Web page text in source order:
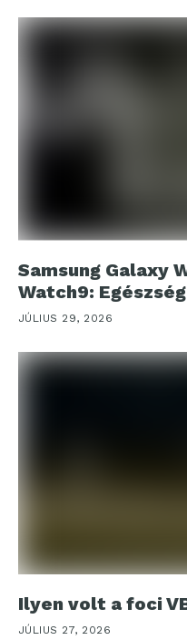
Samsung Galaxy
Watch9:
JÚLIUS 29, 2026
Ilyen volt a foci
JÚLIUS 27, 2026